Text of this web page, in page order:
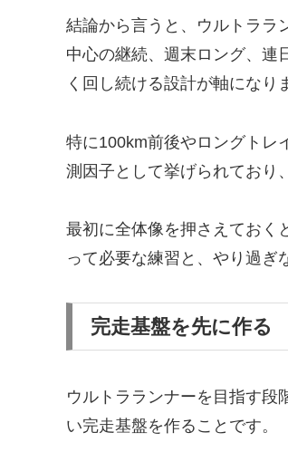
結論から言うと、ウルトララ
中心の継続、週末ロング、連
く回し続ける設計が軸になり
特に100km前後やロングトレ
測因子として挙げられており
最初に全体像を押さえておく
って必要な練習と、やり過ぎ
完走基盤を先に作る
ウルトラランナーを目指す段
い完走基盤を作ることです。